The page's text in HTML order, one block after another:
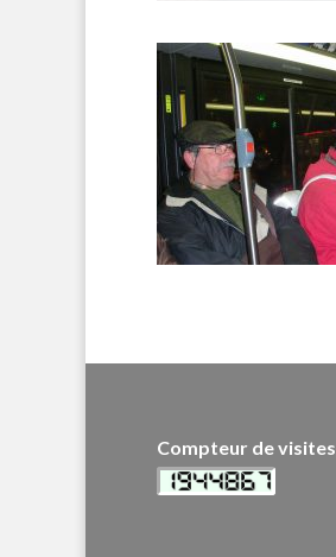
Compteur de visites